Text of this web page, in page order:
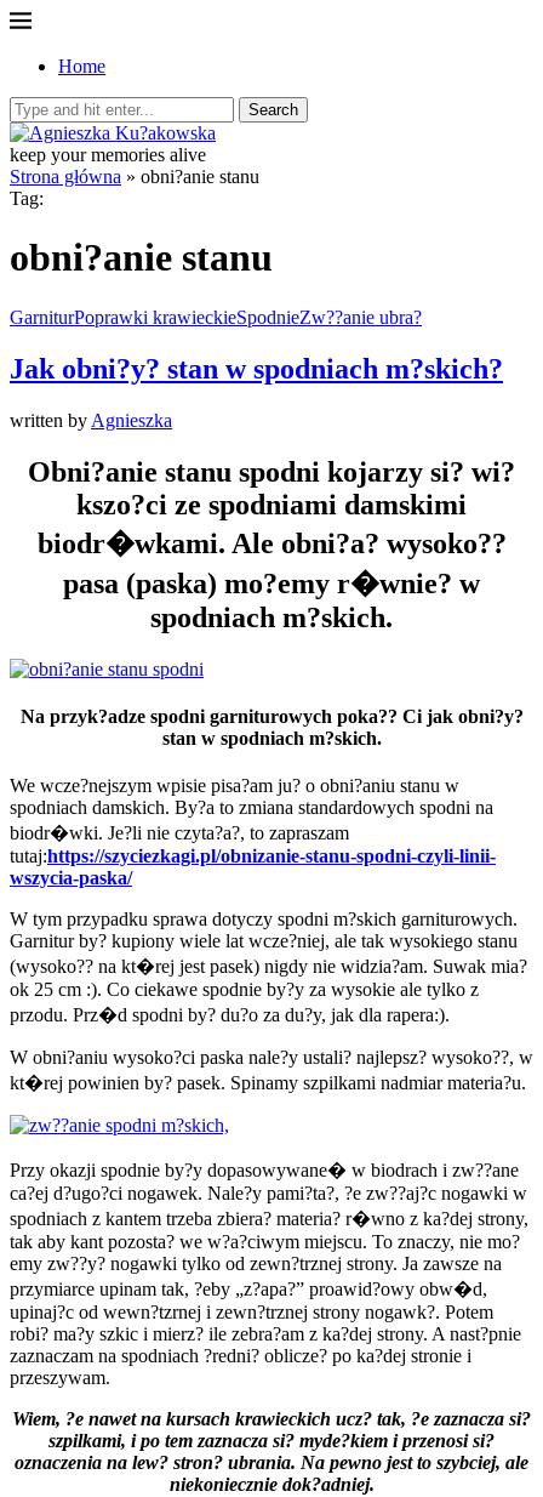
Home
Search
keep your memories alive
Strona główna » obni?anie stanu
Tag:
obni?anie stanu
GarniturPoprawki krawieckieSpodnieZw??anie ubra?
Jak obni?y? stan w spodniach m?skich?
written by Agnieszka
Obni?anie stanu spodni kojarzy si? wi?
kszo?ci ze spodniami damskimi
biodr�wkami. Ale obni?a? wysoko??
pasa (paska) mo?emy r�wnie? w
spodniach m?skich.
Na przyk?adze spodni garniturowych poka?? Ci jak obni?y?
stan w spodniach m?skich.
We wcze?nejszym wpisie pisa?am ju? o obni?aniu stanu w
spodniach damskich. By?a to zmiana standardowych spodni na
biodr�wki. Je?li nie czyta?a?, to zapraszam
tutaj:https://szyciezkagi.pl/obnizanie-stanu-spodni-czyli-linii-
wszycia-paska/
W tym przypadku sprawa dotyczy spodni m?skich garniturowych.
Garnitur by? kupiony wiele lat wcze?niej, ale tak wysokiego stanu
(wysoko?? na kt�rej jest pasek) nigdy nie widzia?am. Suwak mia?
ok 25 cm :). Co ciekawe spodnie by?y za wysokie ale tylko z
przodu. Prz�d spodni by? du?o za du?y, jak dla rapera:).
W obni?aniu wysoko?ci paska nale?y ustali? najlepsz? wysoko??, w
kt�rej powinien by? pasek. Spinamy szpilkami nadmiar materia?u.
Przy okazji spodnie by?y dopasowywane� w biodrach i zw??ane
ca?ej d?ugo?ci nogawek. Nale?y pami?ta?, ?e zw??aj?c nogawki w
spodniach z kantem trzeba zbiera? materia? r�wno z ka?dej strony,
tak aby kant pozosta? we w?a?ciwym miejscu. To znaczy, nie mo?
emy zw??y? nogawki tylko od zewn?trznej strony. Ja zawsze na
przymiarce upinam tak, ?eby „z?apa?” proawid?owy obw�d,
upinaj?c od wewn?tzrnej i zewn?trznej strony nogawk?. Potem
robi? ma?y szkic i mierz? ile zebra?am z ka?dej strony. A nast?pnie
zaznaczam na spodniach ?redni? oblicze? po ka?dej stronie i
przeszywam.
Wiem, ?e nawet na kursach krawieckich ucz? tak, ?e zaznacza si?
szpilkami, i po tem zaznacza si? myde?kiem i przenosi si?
oznaczenia na lew? stron? ubrania. Na pewno jest to szybciej, ale
niekoniecznie dok?adniej.